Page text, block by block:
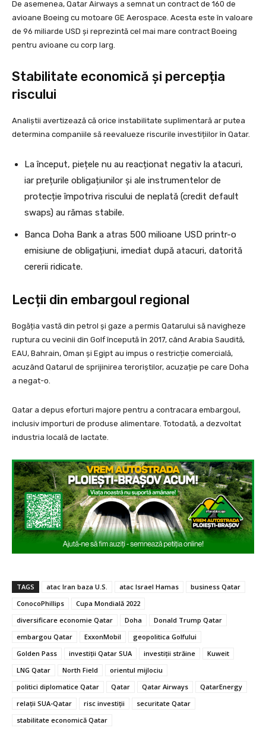
De asemenea, Qatar Airways a semnat un contract de 160 de
avioane Boeing cu motoare GE Aerospace. Acesta este în valoare
de 96 miliarde USD și reprezintă cel mai mare contract Boeing
pentru avioane cu corp larg.
Stabilitate economică și percepția
riscului
Analiștii avertizează că orice instabilitate suplimentară ar putea
determina companiile să reevalueze riscurile investițiilor în Qatar.
La început, piețele nu au reacționat negativ la atacuri,
iar prețurile obligațiunilor și ale instrumentelor de
protecție împotriva riscului de neplată (credit default
swaps) au rămas stabile.
Banca Doha Bank a atras 500 milioane USD printr-o
emisiune de obligațiuni, imediat după atacuri, datorită
cererii ridicate.
Lecții din embargoul regional
Bogăția vastă din petrol și gaze a permis Qatarului să navigheze
ruptura cu vecinii din Golf începută în 2017, când Arabia Saudită,
EAU, Bahrain, Oman și Egipt au impus o restricție comercială,
acuzând Qatarul de sprijinirea teroriștilor, acuzație pe care Doha
a negat-o.
Qatar a depus eforturi majore pentru a contracara embargoul,
inclusiv importuri de produse alimentare. Totodată, a dezvoltat
industria locală de lactate.
TAGS atac Iran baza U.S. atac Israel Hamas
business Qatar
ConocoPhillips
Cupa Mondială 2022
diversificare economie Qatar
Doha
Donald Trump Qatar
embargou Qatar
ExxonMobil
geopolitica Golfului
Golden Pass
investiții Qatar SUA investiții străine
Kuweit
LNG Qatar
North Field
orientul mijlociu
politici diplomatice Qatar
Qatar Qatar Airways
QatarEnergy
relații SUA-Qatar
risc investiții
securitate Qatar
stabilitate economică Qatar